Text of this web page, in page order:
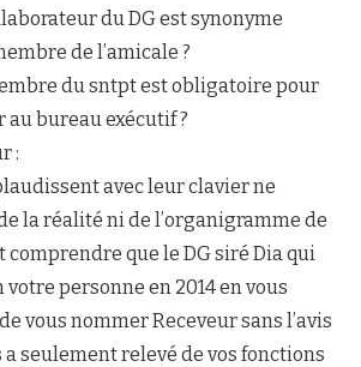
du DG est synonyme
de l’amicale ?
du sntpt est obligatoire pour
bureau exécutif ?
:
avec leur clavier ne
la réalité ni de l’organigramme de
que le DG siré Dia qui
personne en 2014 en vous
vous nommer Receveur sans l’avis
a seulement relevé de vos fonctions